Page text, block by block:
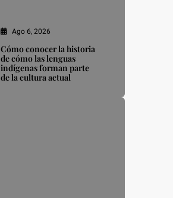
Ago 6, 2026
Cómo conocer la historia
de cómo las lenguas
indígenas forman parte
de la cultura actual